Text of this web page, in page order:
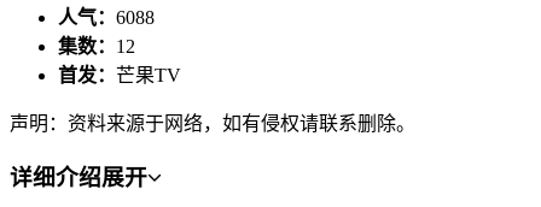
人气： 6088
集数： 12
首发： 芒果TV
声明：资料来源于网络，如有侵权请联系删除。
详细介绍展开